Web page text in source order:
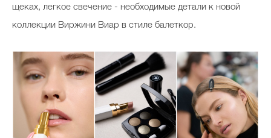
щеках, легкое свечение - необходимые детали к новой
коллекции Виржини Виар в стиле балеткор.